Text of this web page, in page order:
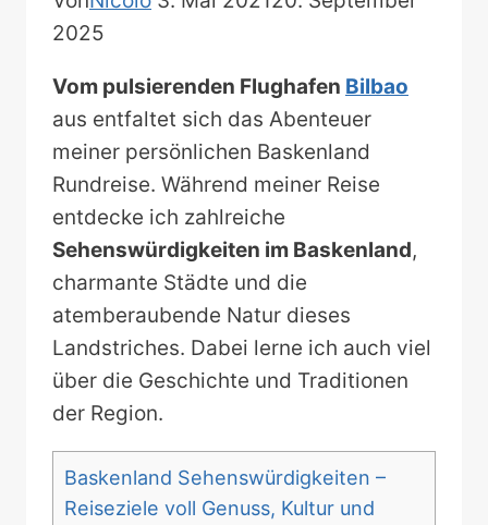
2025
Vom pulsierenden Flughafen Bilbao
aus entfaltet sich das Abenteuer
meiner persönlichen Baskenland
Rundreise. Während meiner Reise
entdecke ich zahlreiche
Sehenswürdigkeiten im Baskenland,
charmante Städte und die
atemberaubende Natur dieses
Landstriches. Dabei lerne ich auch viel
über die Geschichte und Traditionen
der Region.
Baskenland Sehenswürdigkeiten –
Reiseziele voll Genuss, Kultur und